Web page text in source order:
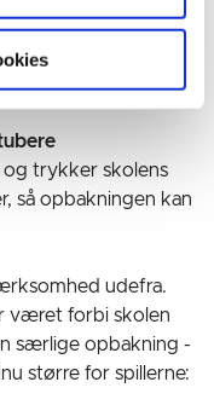
ni fyldte busser
om morgenen og
timer senere.
og trykker skolens
så opbakningen kan
udefra.
været forbi skolen
særlige opbakning -
større for spillerne: